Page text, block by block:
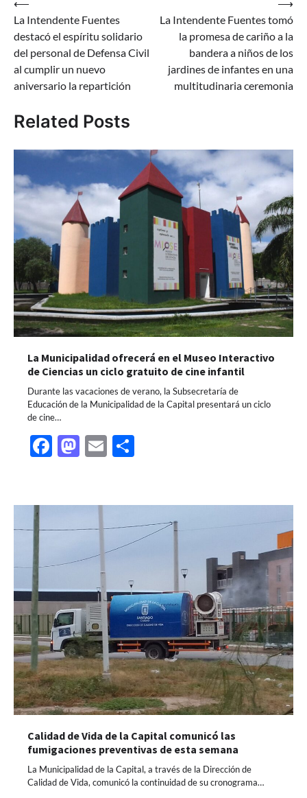
Navegación
de
entradas
⟵
La Intendente Fuentes
destacó el espíritu solidario
del personal de Defensa Civil
al cumplir un nuevo
aniversario la repartición
La Intendente Fuentes tomó
la promesa de cariño a la
bandera a niños de los
jardines de infantes en una
multitudinaria ceremonia
⟶
Related Posts
La Municipalidad ofrecerá en el Museo Interactivo
de Ciencias un ciclo gratuito de cine infantil
Durante las vacaciones de verano, la Subsecretaría de
Educación de la Municipalidad de la Capital presentará un ciclo
de cine…
Facebook
Mastodon
Email
Calidad de Vida de la Capital comunicó las
fumigaciones preventivas de esta semana
La Municipalidad de la Capital, a través de la Dirección de
Calidad de Vida, comunicó la continuidad de su cronograma…